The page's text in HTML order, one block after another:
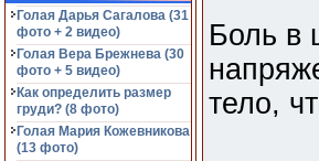
Голая Дарья Сагалова (31
фото + 2 видео)
Голая Вера Брежнева (30
фото + 5 видео)
Как определить размер
груди? (8 фото)
Голая Мария Кожевникова
(13 фото)
Боль в
тело,